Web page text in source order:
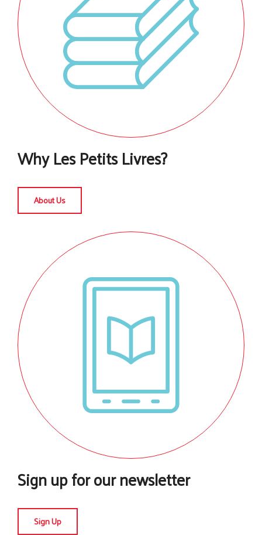
Why Les Petits Livres?
About Us
Sign up for our newsletter
Sign Up